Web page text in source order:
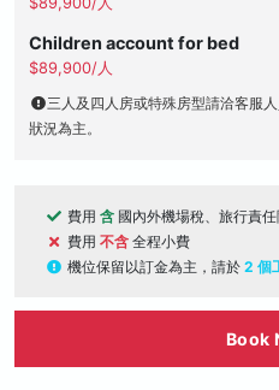
Children account for bed
$89,900/人
三人及四人房或特殊房型請洽客服
狀況為主。
費用 含 國內外機場稅、旅行責
費用 不含 全程小費
機位保留以訂金為主，請於 2 個
Book